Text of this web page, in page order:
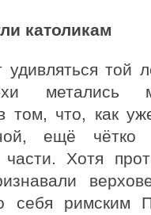
католикам
той
метались
том, что, как
ещё чётко
части. Хотя
себя римским